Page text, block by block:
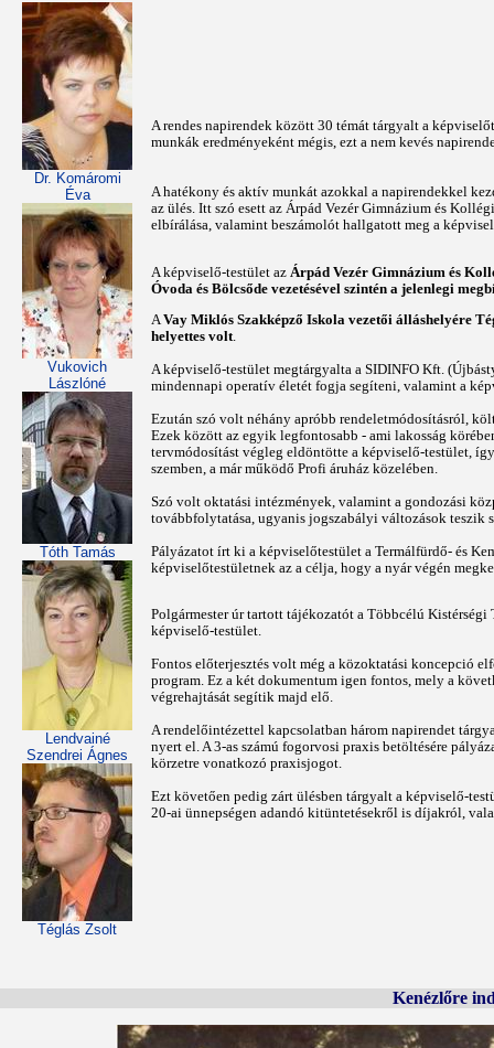
Dr. Komáromi
Éva
Vukovich
Lászlóné
Tóth Tamás
Lendvainé
Szendrei Ágnes
Téglás Zsolt
A rendes napirendek között 30 témát tárgyalt a
munkák eredményeként mégis, ezt a nem kevés
A hatékony és aktív munkát azokkal a napirendekkel
az ülés. Itt szó esett az Árpád Vezér Gimnázium és
elbírálása, valamint beszámolót hallgatott meg a
A képviselő-testület az Árpád Vezér Gimnázium és
Óvoda és Bölcsőde vezetésével szintén a jelenlegi
A Vay Miklós Szakképző Iskola vezetői álláshelyére
helyettes volt
A képviselő-testület megtárgyalta a SIDINFO Kft.
mindennapi operatív életét fogja segíteni, valamint a
Ezután szó volt néhány apróbb rendeletmódosításról,
Ezek között az egyik legfontosabb - ami lakosság
tervmódosítást végleg eldöntötte a képviselő-testület,
szemben, a már működő Profi áruház közelében.
Szó volt oktatási intézmények, valamint a gondozási
továbbfolytatása, ugyanis jogszabályi változások teszik
Pályázatot írt ki a képviselőtestület a Termálfürdő- és
képviselőtestületnek az a célja, hogy a nyár végén
Polgármester úr tartott tájékozatót a Többcélú Kistérségi
képviselő-testület.
Fontos előterjesztés volt még a közoktatási koncepció
program. Ez a két dokumentum igen fontos, mely a
végrehajtását segítik majd elő.
A rendelőintézettel kapcsolatban három napirendet
nyert el. A 3-as számú fogorvosi praxis betöltésére
körzetre vonatkozó praxisjogot.
Ezt követően pedig zárt ülésben tárgyalt a képviselő-
20-ai ünnepségen adandó kitüntetésekről is díjakról,
Kenézlőre